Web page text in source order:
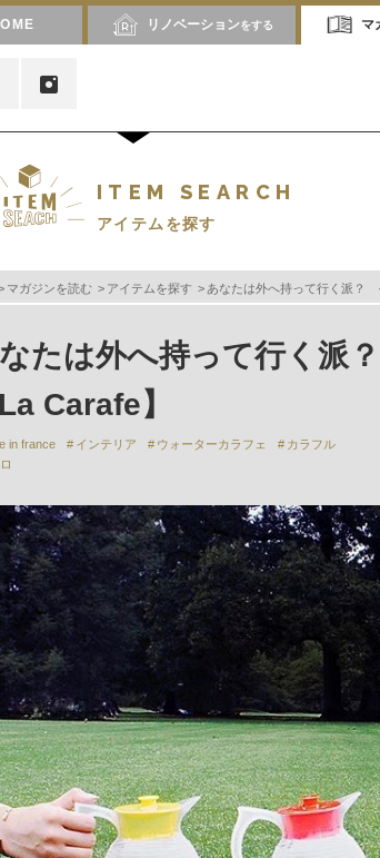
リノベーションをする マ
ITEM SEARCH
アイテムを探す
マガジンを読む アイテムを探す あなたは外へ持って行く派？
たは外へ持って行く派
La Carafe】
in france インテリア ウォーターカラフェ
カラフル